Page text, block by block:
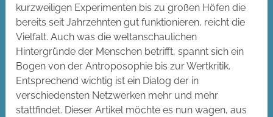
kurzweiligen Experimenten bis zu großen Höfen die
bereits seit Jahrzehnten gut funktionieren, reicht die
Vielfalt. Auch was die weltanschaulichen
Hintergründe der Menschen betrifft, spannt sich ein
Bogen von der Antroposophie bis zur Wertkritik.
Entsprechend wichtig ist ein Dialog der in
verschiedensten Netzwerken mehr und mehr
stattfindet. Dieser Artikel möchte es nun wagen, aus